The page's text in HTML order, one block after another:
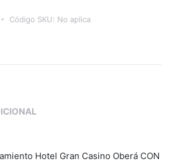
Código SKU: No aplica
Hotel Gran Casino Oberá CON